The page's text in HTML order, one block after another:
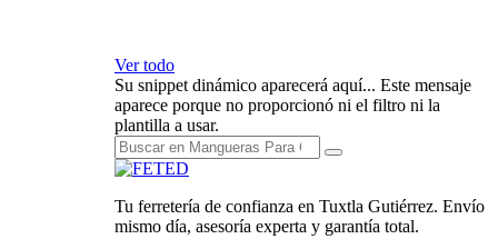
Ver todo
Su snippet dinámico aparecerá aquí... Este mensaje
aparece porque no proporcionó ni el filtro ni la
plantilla a usar.
Tu ferretería de confianza en Tuxtla Gutiérrez. Envío
mismo día, asesoría experta y garantía total.